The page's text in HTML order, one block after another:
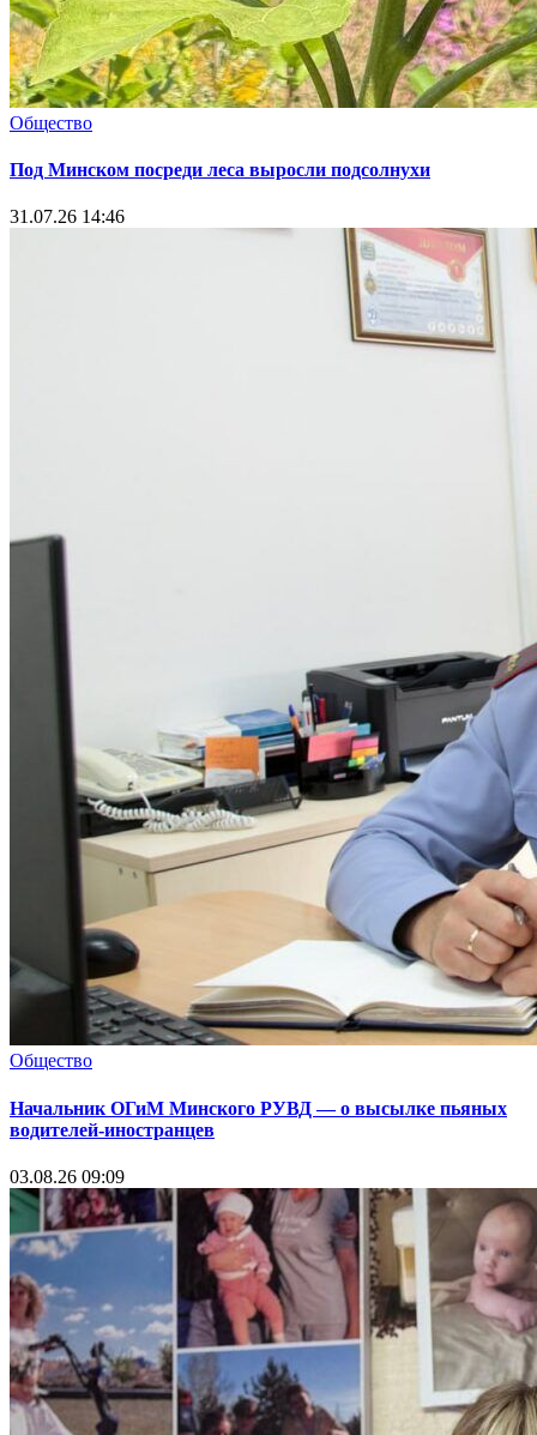
Общество
Под Минском посреди леса выросли подсолнухи
31.07.26 14:46
Общество
Начальник ОГиМ Минского РУВД — о высылке пьяных
водителей-иностранцев
03.08.26 09:09